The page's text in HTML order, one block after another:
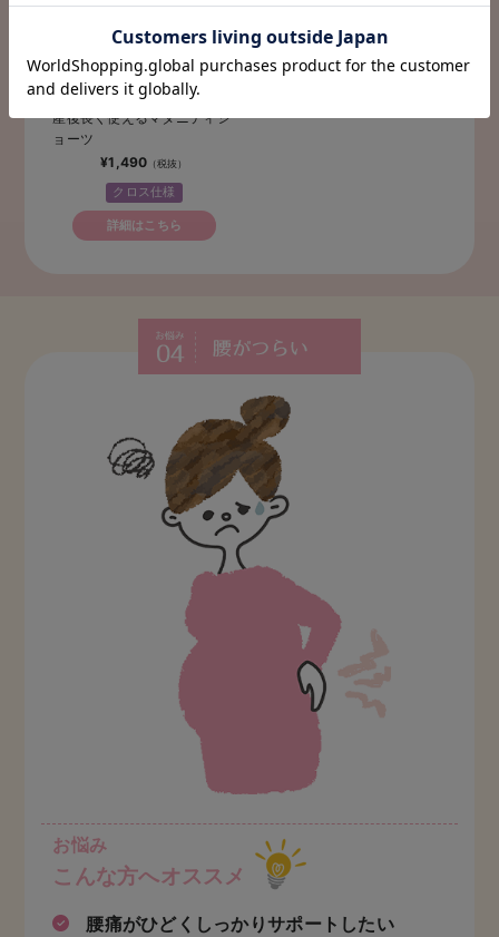
助産院監修 24時間快適 産前
産後長く使えるマタニティシ
ョーツ
¥1,490
クロス仕様
詳細はこちら
お悩み
こんな方へオススメ
腰痛がひどくしっかりサポートしたい